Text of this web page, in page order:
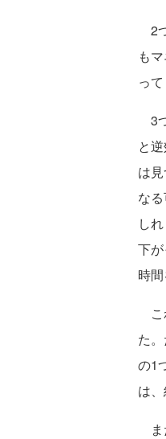
2
も
っ
3
と
は
な
し
下
時
こ
た
の1
は
ま